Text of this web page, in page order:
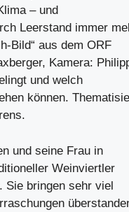
– und
Leerstand immer
Bild“ aus dem ORF
Kamera:
und welch
können.
und seine Frau in
Weinviertler
Sie bringen sehr viel